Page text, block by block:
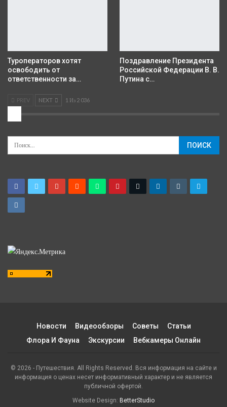
Туроператоров хотят
освободить от
ответственности за…
Поздравление Президента
Российской Федерации В. В.
Путина с…
PREV NEXT 1 Из 2 036
Новости Видеообзоры Советы
Статьи
Флора И Фауна
Экскурсии Вебкамеры Онлайн
© 2026 - Путешествия. All Rights Reserved. Вся информация на сайте и
информация о ценах несет информативный характер и не является
публичной офертой.
Website Design: BetterStudio